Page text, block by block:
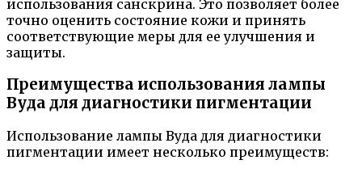
использования санскрина. Это позволяет более
точно оценить состояние кожи и принять
соответствующие меры для ее улучшения и
защиты.
Преимущества использования лампы
Вуда для диагностики пигментации
Использование лампы Вуда для диагностики
пигментации имеет несколько преимуществ: